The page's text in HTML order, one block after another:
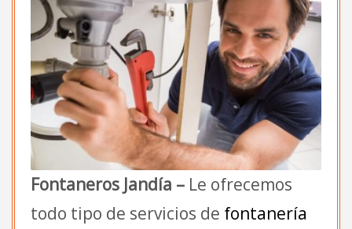
Fontaneros Jandía – Le ofrecemos
todo tipo de servicios de fontanería